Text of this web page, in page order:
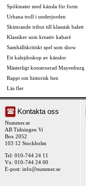
Spökteater med känsla för form
Urbana troll i underjorden
Skimrande tribut till klassisk balett
Klassiker som kreativ kabaré
Samhällskritiskt spel som show
Ett kalejdoskop av känslor
Mästerligt konstruerad Mayenburg
Rappt om historisk hen
Läs fler
Kontakta oss
Nummer.se
AB Tidningen Vi
Box 2052
103 12 Stockholm
Tel: 010-744 24 11
Vx: 010-744 24 00
E-post: info@nummer.se